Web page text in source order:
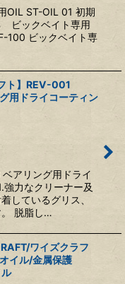
OIL ST-OIL 01 初期
ビックベイト専用
100 ビックベイト専
ト】REV-001
用ドライコーティン
アリング用ドライ
強力なクリーナー及
しているグリス、
。 脱脂し…
ワイズクラフ
イル/金属保護